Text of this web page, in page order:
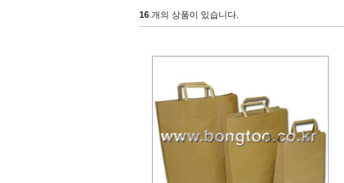
16 개의 상품이 있습니다.